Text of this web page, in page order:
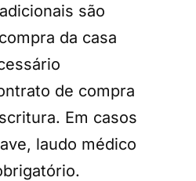
são
da casa
de compra
Em casos
laudo médico